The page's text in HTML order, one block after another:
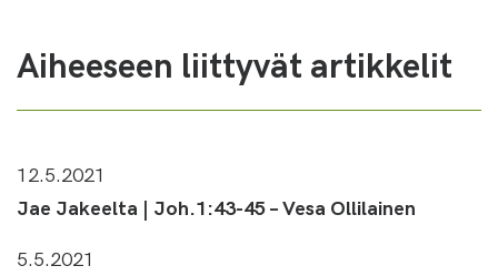
Aiheeseen liittyvät artikkelit
12.5.2021
Jae Jakeelta | Joh.1:43-45 – Vesa Ollilainen
5.5.2021